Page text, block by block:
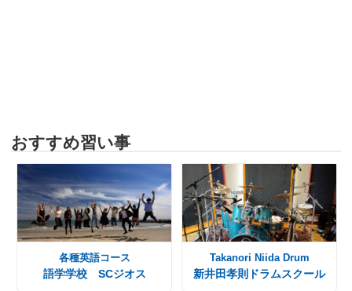
おすすめ習い事
各種英語コース
語学学校 SCジオス
Takanori Niida Drum
新井田孝則ドラムスクール